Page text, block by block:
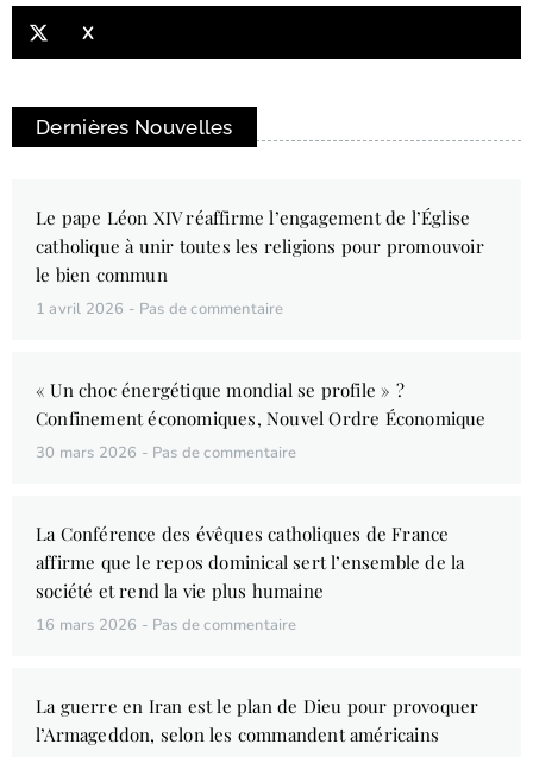
X
Dernières Nouvelles
Le pape Léon XIV réaffirme l’engagement de l’Église
catholique à unir toutes les religions pour promouvoir
le bien commun
1 avril 2026 Pas de commentaire
« Un choc énergétique mondial se profile » ?
Confinement économiques, Nouvel Ordre Économique
30 mars 2026 Pas de commentaire
La Conférence des évêques catholiques de France
affirme que le repos dominical sert l’ensemble de la
société et rend la vie plus humaine
16 mars 2026 Pas de commentaire
La guerre en Iran est le plan de Dieu pour provoquer
l’Armageddon, selon les commandent américains